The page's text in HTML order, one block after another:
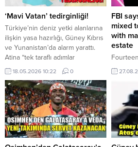
‘Mavi Vatan’ tedirginliği!
Türkiye’nin deniz yetki alanlarına
ilişkin yasa hazırlığı, Güney Kıbrıs
ve Yunanistan’da alarm yarattı.
Atina “tek taraflı adımlar
uluslararası sonuç doğurmaz”
derken, Rum basını tasarıyı “Kıbrıs
ve Ege için Türk manifestosu”
olarak yorumladı. Türkiye’nin
“Mavi Vatan” doktrinini yasa
zeminine taşıma hazırlığı, Doğu
Akdeniz’de yeni bir gerilim başlığı
açtı. Tasarıyla Ankara’nın deniz...
18.05.2026 10:22 0
FBI
mixed
with
estate
Donald